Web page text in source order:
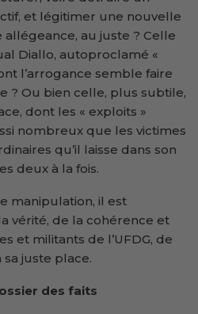
et légitimer une nouvelle
au juste ? Celle
Diallo, autoproclamé «
l’arrogance semble faire
? Ou bien celle, plus subtile,
dont les « exploits »
nombreux que les victimes
qu’il laisse dans son
deux à la fois.
manipulation, il est
vérité, de la cohérence et
et militants de l’UFDG, de
juste place.
des faits